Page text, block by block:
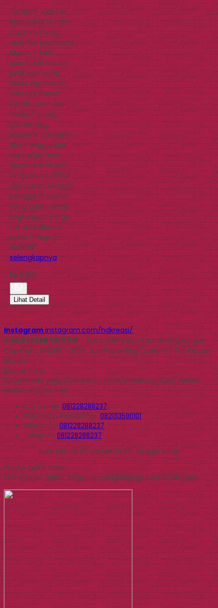
Tempat Jual Tas
Spunbond Murah
Custom Desain
Jual Tas Spunbond
Murah – Kain
spunbond adalah
jenis kain yang
biasa digunakan
sebagai bahan
pembuatan tas
shopping bag,
goodie bag,
souvenir dan lain-
lain. Penggunaan
tas bahan kain
spunbond ini kini
telah mulai ramai
digunakan sebagai
pengganti plastik
yang tidak ramah
lingkungan. Harga
tas spundbond
polos maupun
dicetak…
selengkapnya
Rp 5.000
Lihat Detail
Instagram instagram.com/hdkreasi/
JUALPAPERBAG.COM- Solusi Kemasan Ramah Lingkungan
Copyright © 2014 - 2026 Jual Paper Bag Custom | Tas Kertas
Murah
Kontak Kami
Apabila ada yang ditanyakan, silahkan hubungi kami melalui
kontak di bawah ini.
Call Center081228288237
WhatsappPemesanan 082133590101
Whatsapp081228288237
Telegram081228288237
Buka jam 09.00 s/d jam 16.00 , Minggu tutup
Produk Quick Order
Pemesanan dapat langsung menghubungi kontak dibawah: